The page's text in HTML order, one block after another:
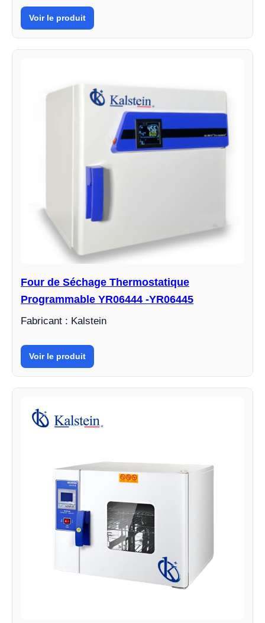
Voir le produit
Four de Séchage Thermostatique
Programmable YR06444 -YR06445
Fabricant : Kalstein
Voir le produit